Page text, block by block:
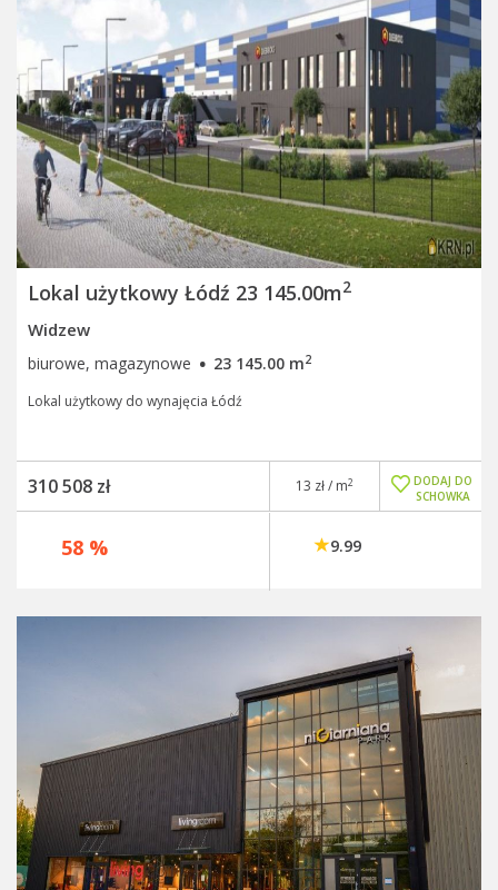
Lokal użytkowy Łódź 23 145.00m2
Widzew
biurowe, magazynowe · 23 145.00 m2
Lokal użytkowy do wynajęcia Łódź
310 508 zł
DODAJ DO
SCHOWKA
13 zł / m2
58 % 9.99